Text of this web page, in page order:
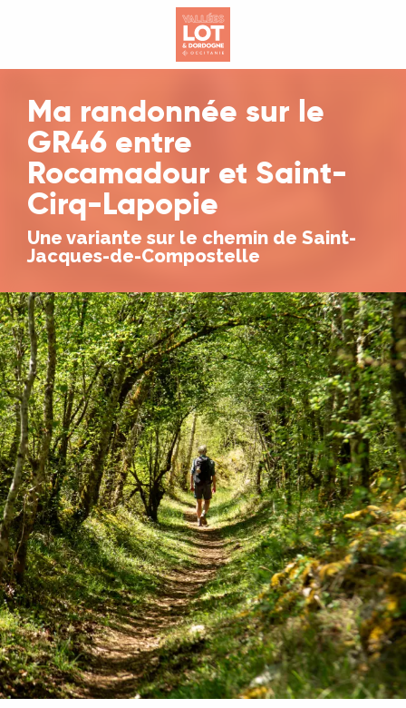
Ma randonnée sur le
GR46 entre
Rocamadour et Saint-
Cirq-Lapopie
Une variante sur le chemin de Saint-
Jacques-de-Compostelle